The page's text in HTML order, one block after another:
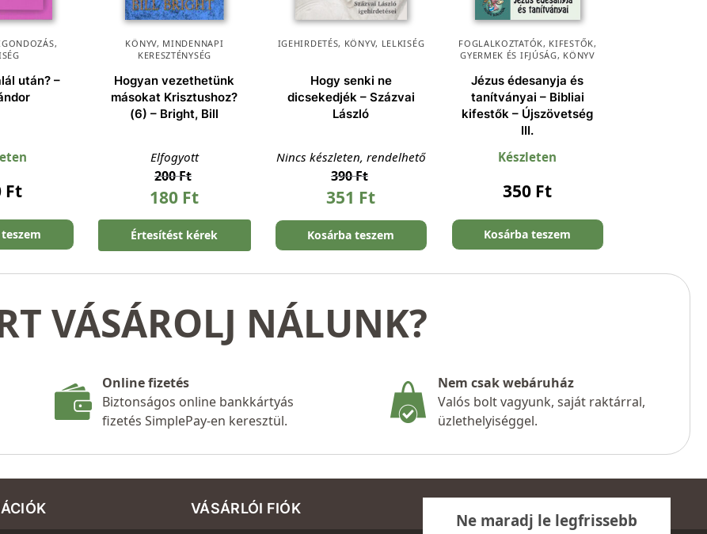
,
után? –
Ft
KÖNYV, MINDENNAPI
KERESZTÉNYSÉG
Hogyan vezethetünk
másokat Krisztushoz?
(6) – Bright, Bill
Elfogyott
200Ft
180 Ft
Értesítést kérek
IGEHIRDETÉS, KÖNYV, LELKISÉG
Hogy senki ne
dicsekedjék – Százvai
László
Nincs készleten, rendelhető
390Ft
351 Ft
Kosárba teszem
FOGLALKOZTATÓK, KIFESTŐK,
GYERMEK ÉS IFJÚSÁG, KÖNYV
Jézus édesanyja és
tanítványai – Bibliai
kifestők – Újszövetség
III.
Készleten
350 Ft
Kosárba teszem
VÁSÁROLJ NÁLUNK?
Online fizetés
Biztonságos online bankkártyás
fizetés SimplePay-en keresztül.
Nem csak webáruház
Valós bolt vagyunk, saját raktárral,
üzlethelyiséggel.
VÁSÁRLÓI FIÓK
Ne maradj le legfrissebb